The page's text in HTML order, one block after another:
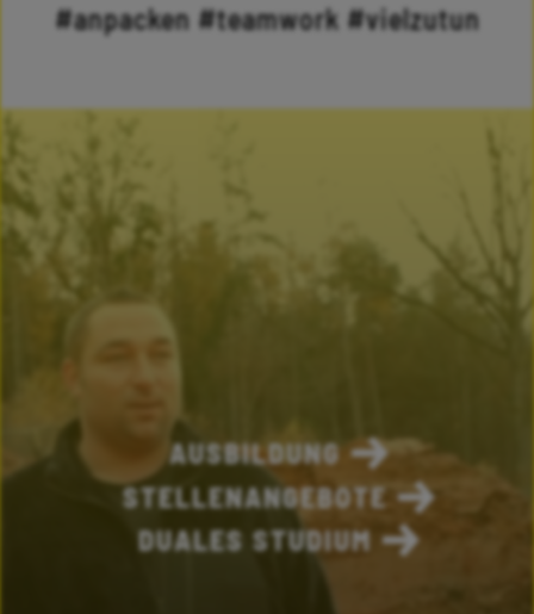
#anpacken #teamwork #vielzutun
AUSBILDUNG
STELLENANGEBOTE
DUALES STUDIUM